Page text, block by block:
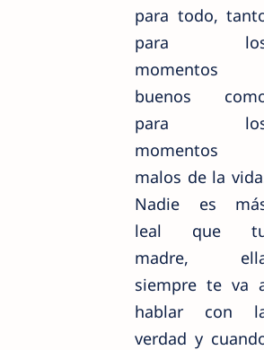
para todo,
para
momentos
buenos
para
momentos
malos de la
Nadie es
leal que
madre,
siempre te va
hablar con
verdad y